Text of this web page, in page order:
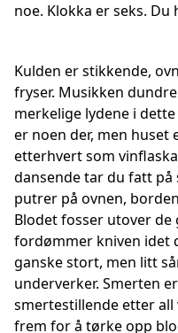
noe. Klokka er seks. Du
Kulden er stikkende,
fryser. Musikken
merkelige lydene i
er noen der, men
etterhvert som
dansende tar du fatt
putrer på ovnen,
Blodet fosser utover de
fordømmer kniven idet
ganske stort, men litt
underverker. Smerten
smertestillende etter
frem for å tørke opp